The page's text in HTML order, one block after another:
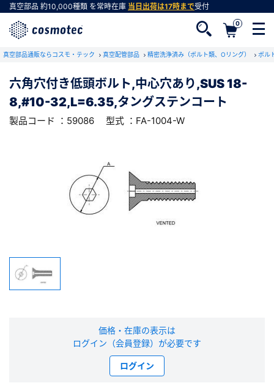
真空部品 約10,000種類 を常時在庫 当日出荷は17時まで受付
0
真空部品通販ならコスモ・テック 真空配管部品 精密洗浄済み（ボルト類、Oリング） ボル
六角穴付き低頭ボルト,中心穴あり,SUS 18-
8,#10-32,L=6.35,タングステンコート
製品コード ：59086 型式 ：FA-1004-W
価格・在庫の表示は
ログイン（会員登録）が必要です
ログイン
RoHS2適合報告書のダウンロード
下記製品のRoHS2適合報告書のダウンロードをします。
六角穴付き低頭ボルト,中心穴あり,SUS 18-
8,#10-32,L=6.35,タングステンコート
型式 ：FA-1004-W 製品コード ：59086
会員登録がお済みでない方
会員登録をすれば、便利な機能がご利用いただけ
があります。また当社の判断によりお断りする場合があります。
会員の方はこちら